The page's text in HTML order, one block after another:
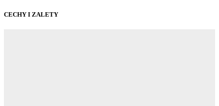
CECHY I ZALETY